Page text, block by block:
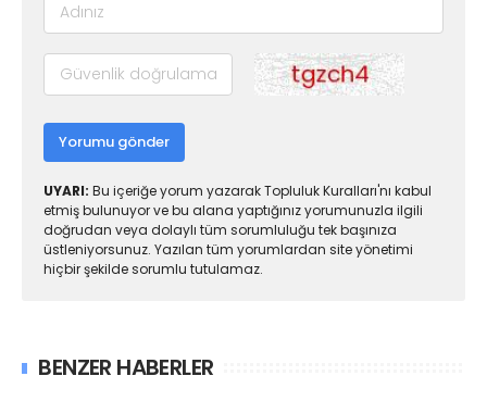
Yorumu gönder
UYARI: Bu içeriğe yorum yazarak Topluluk Kuralları'nı kabul
etmiş bulunuyor ve bu alana yaptığınız yorumunuzla ilgili
doğrudan veya dolaylı tüm sorumluluğu tek başınıza
üstleniyorsunuz. Yazılan tüm yorumlardan site yönetimi
hiçbir şekilde sorumlu tutulamaz.
BENZER HABERLER